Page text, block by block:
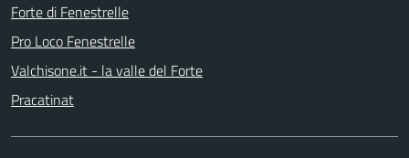
Forte di Fenestrelle
Pro Loco Fenestrelle
Valchisone.it - la valle del Forte
Pracatinat